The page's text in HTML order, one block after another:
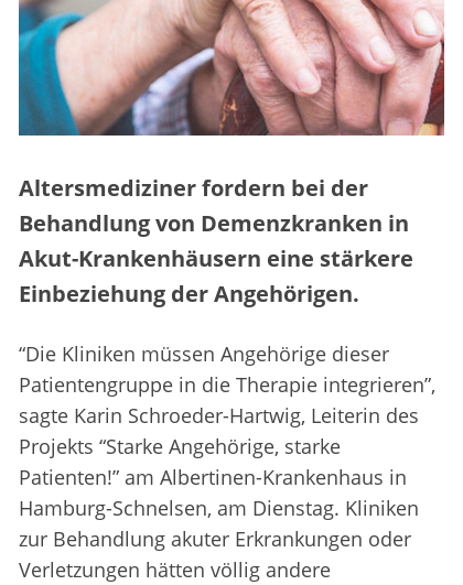
Altersmediziner fordern bei der
Behandlung von Demenzkranken in
Akut-Krankenhäusern eine stärkere
Einbeziehung der Angehörigen.
“Die Kliniken müssen Angehörige dieser
Patientengruppe in die Therapie integrieren”,
sagte Karin Schroeder-Hartwig, Leiterin des
Projekts “Starke Angehörige, starke
Patienten!” am Albertinen-Krankenhaus in
Hamburg-Schnelsen, am Dienstag. Kliniken
zur Behandlung akuter Erkrankungen oder
Verletzungen hätten völlig andere